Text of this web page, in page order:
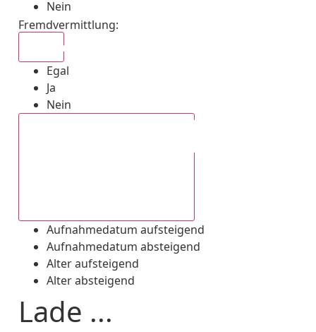
Nein
Fremdvermittlung:
Egal
Ja
Nein
Aufnahmedatum aufsteigend
Aufnahmedatum absteigend
Alter aufsteigend
Alter absteigend
Lade ...